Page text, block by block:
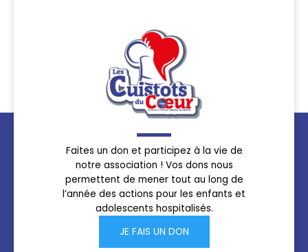
Faites un don et participez à la vie de
notre association ! Vos dons nous
permettent de mener tout au long de
l’année des actions pour les enfants et
adolescents hospitalisés.
JE FAIS UN DON